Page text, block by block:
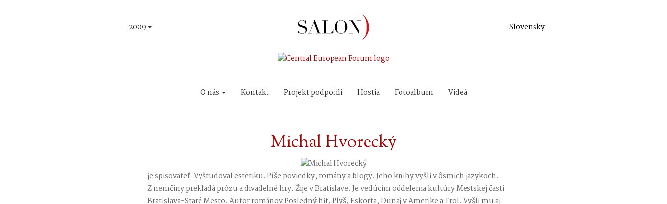
2009 Slovensky
O nás Kontakt Projekt podporili Hostia Fotoalbum Videá
Michal Hvorecký
je spisovateľ. Vyštudoval estetiku. Píše poviedky, romány a blogy. Jeho knihy vyšli v ôsmich jazykoch.
Z nemčiny prekladá prózu a divadelné hry. Žije v Bratislave. Je vedúcim oddelenia kultúry Mestskej časti
Bratislava-Staré Mesto. Autor románov Posledný hit, Plyš, Eskorta, Dunaj v Amerike a Trol. Vyšli mu aj